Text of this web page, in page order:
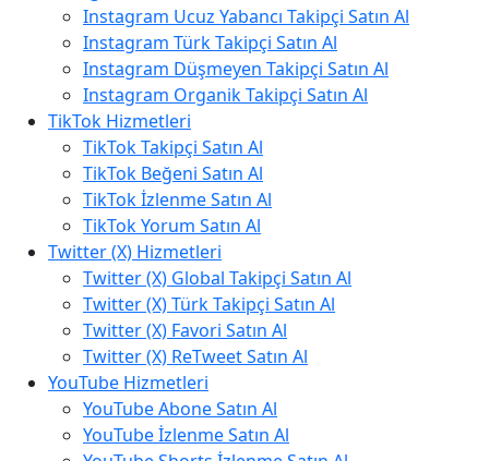
Instagram Ucuz Yabancı Takipçi Satın Al
Instagram Türk Takipçi Satın Al
Instagram Düşmeyen Takipçi Satın Al
Instagram Organik Takipçi Satın Al
TikTok Hizmetleri
TikTok Takipçi Satın Al
TikTok Beğeni Satın Al
TikTok İzlenme Satın Al
TikTok Yorum Satın Al
Twitter (X) Hizmetleri
Twitter (X) Global Takipçi Satın Al
Twitter (X) Türk Takipçi Satın Al
Twitter (X) Favori Satın Al
Twitter (X) ReTweet Satın Al
YouTube Hizmetleri
YouTube Abone Satın Al
YouTube İzlenme Satın Al